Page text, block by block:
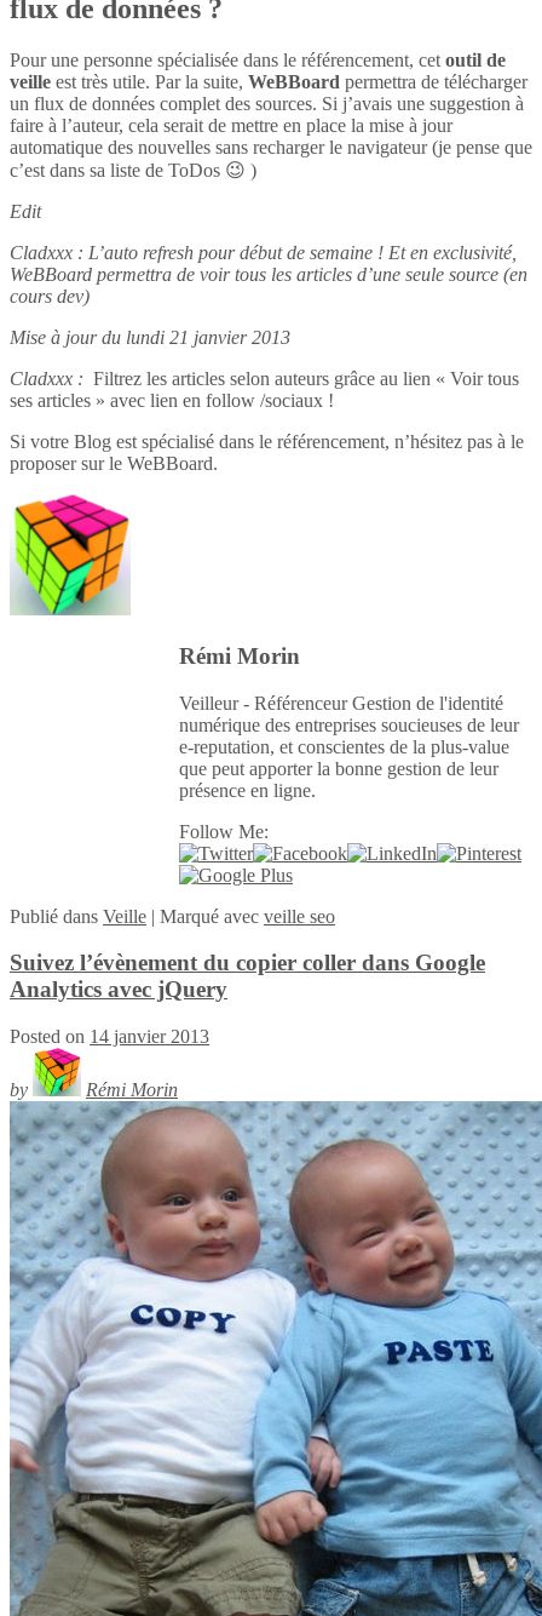
flux de données ?
Pour une personne spécialisée dans le référencement, cet outil de
veille est très utile. Par la suite, WeBBoard permettra de télécharger
un flux de données complet des sources. Si j’avais une suggestion à
faire à l’auteur, cela serait de mettre en place la mise à jour
automatique des nouvelles sans recharger le navigateur (je pense que
c’est dans sa liste de ToDos 😉 )
Edit
Cladxxx : L’auto refresh pour début de semaine ! Et en exclusivité,
WeBBoard permettra de voir tous les articles d’une seule source (en
cours dev)
Mise à jour du lundi 21 janvier 2013
Cladxxx : Filtrez les articles selon auteurs grâce au lien « Voir tous
ses articles » avec lien en follow /sociaux !
Si votre Blog est spécialisé dans le référencement, n’hésitez pas à le
proposer sur le WeBBoard.
Rémi Morin
Veilleur - Référenceur Gestion de l'identité
numérique des entreprises soucieuses de leur
e-reputation, et conscientes de la plus-value
que peut apporter la bonne gestion de leur
présence en ligne.
Follow Me:
Publié dans Veille | Marqué avec veille seo
Suivez l’évènement du copier coller dans Google
Analytics avec jQuery
Posted on 14 janvier 2013
by Rémi Morin